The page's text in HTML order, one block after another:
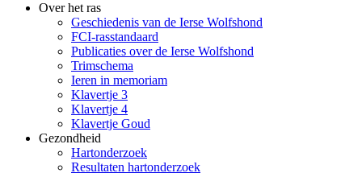
Over het ras
Geschiedenis van de Ierse Wolfshond
FCI-rasstandaard
Publicaties over de Ierse Wolfshond
Trimschema
Ieren in memoriam
Klavertje 3
Klavertje 4
Klavertje Goud
Gezondheid
Hartonderzoek
Resultaten hartonderzoek